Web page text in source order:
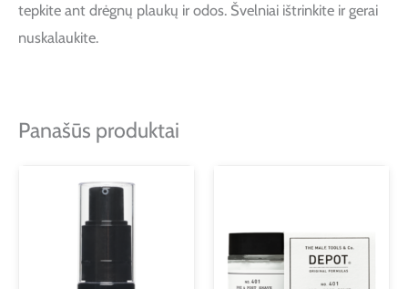
tepkite ant drėgnų plaukų ir odos. Švelniai ištrinkite ir gerai
nuskalaukite.
Panašūs produktai